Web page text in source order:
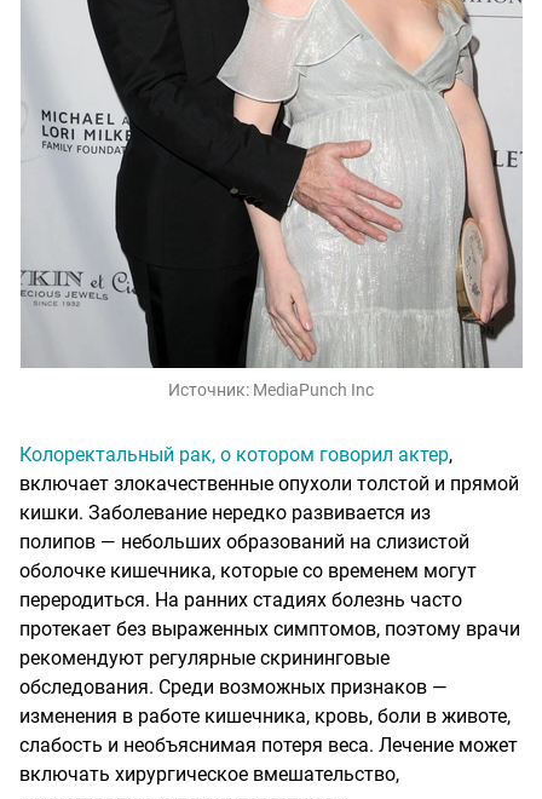
Источник: MediaPunch Inc
Колоректальный рак, о котором говорил актер,
включает злокачественные опухоли толстой и прямой
кишки. Заболевание нередко развивается из
полипов — небольших образований на слизистой
оболочке кишечника, которые со временем могут
переродиться. На ранних стадиях болезнь часто
протекает без выраженных симптомов, поэтому врачи
рекомендуют регулярные скрининговые
обследования. Среди возможных признаков —
изменения в работе кишечника, кровь, боли в животе,
слабость и необъяснимая потеря веса. Лечение может
включать хирургическое вмешательство,